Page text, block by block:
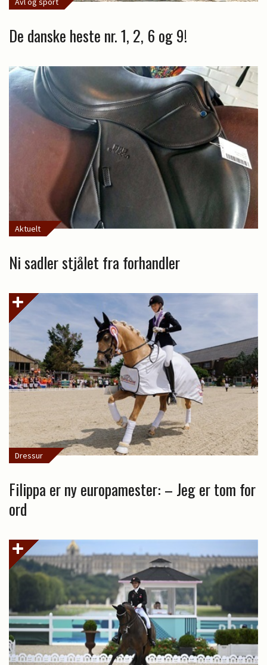
De danske heste nr. 1, 2, 6 og 9!
Aktuelt
Ni sadler stjålet fra forhandler
Dressur
Filippa er ny europamester: – Jeg er tom for
ord